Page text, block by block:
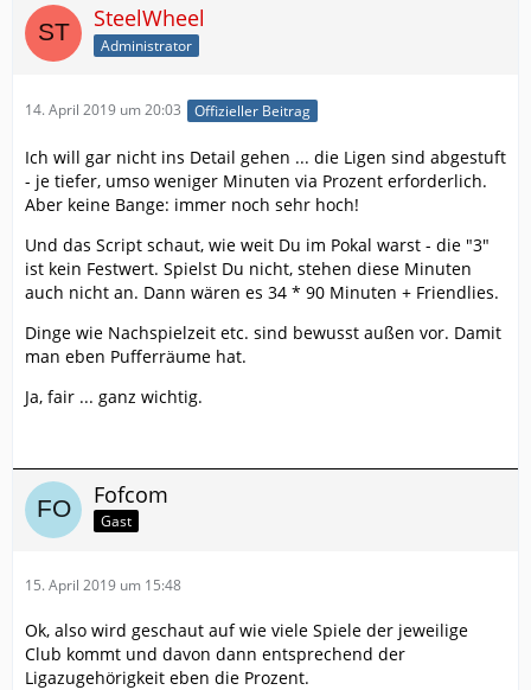
SteelWheel
Administrator
14. April 2019 um 20:03 Offizieller Beitrag
Ich will gar nicht ins Detail gehen ... die Ligen sind abgestuft
- je tiefer, umso weniger Minuten via Prozent erforderlich.
Aber keine Bange: immer noch sehr hoch!
Und das Script schaut, wie weit Du im Pokal warst - die "3"
ist kein Festwert. Spielst Du nicht, stehen diese Minuten
auch nicht an. Dann wären es 34 * 90 Minuten + Friendlies.
Dinge wie Nachspielzeit etc. sind bewusst außen vor. Damit
man eben Pufferräume hat.
Ja, fair ... ganz wichtig.
Fofcom
Gast
15. April 2019 um 15:48
Ok, also wird geschaut auf wie viele Spiele der jeweilige
Club kommt und davon dann entsprechend der
Ligazugehörigkeit eben die Prozent.